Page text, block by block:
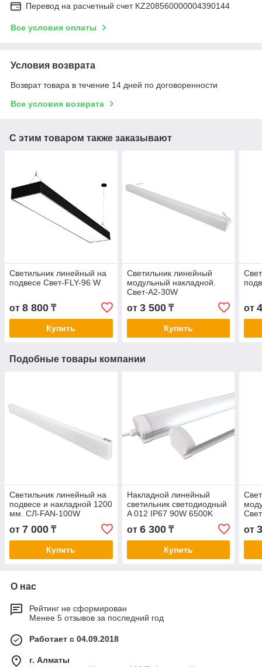
Перевод на расчетный счет KZ208560000004390144
Все условия оплаты
Условия возврата
Возврат товара в течение 14 дней по договоренности
Все условия возврата
С этим товаром также заказывают
Светильник линейный на
подвесе Свет-FLY-96 W
от 8 800 ₸
Купить
Светильник линейный
модульный накладной.
Свет-А2-30W
от 3 500₸
Купить
от
Подобные товары компании
Светильник линейный на
подвесе и накладной 1200
мм. СЛ-FAN-100W
от 7 000 ₸
Купить
Накладной линейный
светильник светодиодный
A 012 IP67 90W 6500K
от 6 300₸
Купить
от
О нас
Рейтинг не сформирован
Менее 5 отзывов за последний год
Работает с 04.09.2018
г. Алматы